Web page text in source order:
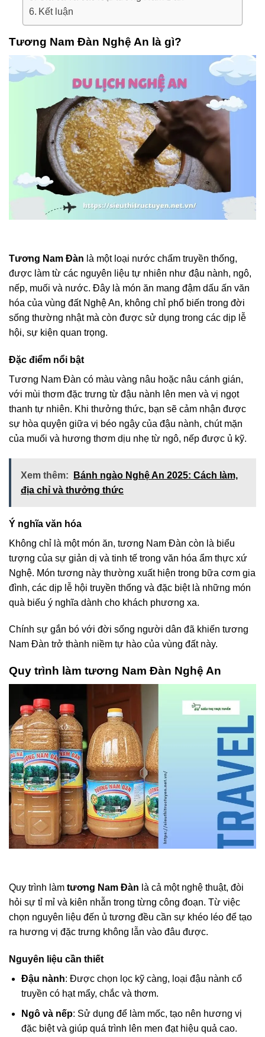
Kết luận
Tương Nam Đàn Nghệ An là gì?
Tương Nam Đàn là một loại nước chấm truyền thống,
được làm từ các nguyên liệu tự nhiên như đậu nành, ngô,
nếp, muối và nước. Đây là món ăn mang đậm dấu ấn văn
hóa của vùng đất Nghệ An, không chỉ phổ biến trong đời
sống thường nhật mà còn được sử dụng trong các dịp lễ
hội, sự kiện quan trọng.
Đặc điểm nổi bật
Tương Nam Đàn có màu vàng nâu hoặc nâu cánh gián,
với mùi thơm đặc trưng từ đậu nành lên men và vị ngọt
thanh tự nhiên. Khi thưởng thức, bạn sẽ cảm nhận được
sự hòa quyện giữa vị béo ngậy của đậu nành, chút mặn
của muối và hương thơm dịu nhẹ từ ngô, nếp được ủ kỹ.
Xem thêm:
Bánh ngào Nghệ An 2025: Cách làm,
địa chỉ và thưởng thức
Ý nghĩa văn hóa
Không chỉ là một món ăn, tương Nam Đàn còn là biểu
tượng của sự giản dị và tinh tế trong văn hóa ẩm thực xứ
Nghệ. Món tương này thường xuất hiện trong bữa cơm gia
đình, các dịp lễ hội truyền thống và đặc biệt là những món
quà biếu ý nghĩa dành cho khách phương xa.
Chính sự gắn bó với đời sống người dân đã khiến tương
Nam Đàn trở thành niềm tự hào của vùng đất này.
Quy trình làm tương Nam Đàn Nghệ An
Quy trình làm tương Nam Đàn là cả một nghệ thuật, đòi
hỏi sự tỉ mỉ và kiên nhẫn trong từng công đoạn. Từ việc
chọn nguyên liệu đến ủ tương đều cần sự khéo léo để tạo
ra hương vị đặc trưng không lẫn vào đâu được.
Nguyên liệu cần thiết
Đậu nành: Được chọn lọc kỹ càng, loại đậu nành cổ
truyền có hạt mẩy, chắc và thơm.
Ngô và nếp: Sử dụng để làm mốc, tạo nên hương vị
đặc biệt và giúp quá trình lên men đạt hiệu quả cao.